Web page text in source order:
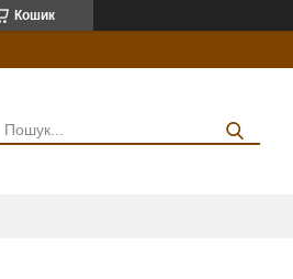
Кошик